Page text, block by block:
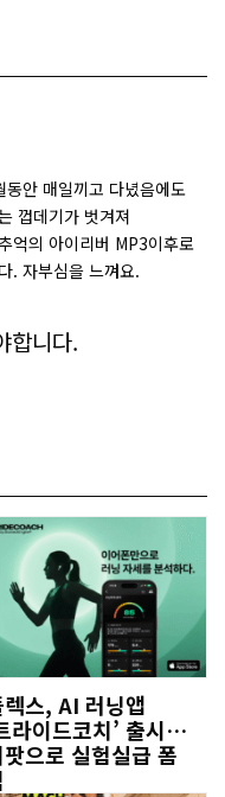
안 매일끼고 다녔음에도
껍데기가 벗겨져
억의 아이리버 MP3이후로
. 자부심을 느껴요.
합니다.
렉스, AI 러닝앱
라이드코치’ 출시…
으로 실험실급 폼